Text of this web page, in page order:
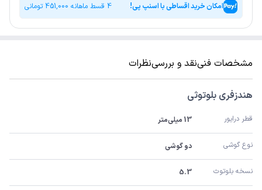
امکان خرید اقساطی با اسنپ پی! 4 قسط ماهانه 451,000 تومانی
مشخصات فنینقد و بررسینظرات
هندزفری بلوتوثی
قطر درایور 13 میلی‌متر
نوع گوشی دو گوشی
نسخه بلوتوث 5.3